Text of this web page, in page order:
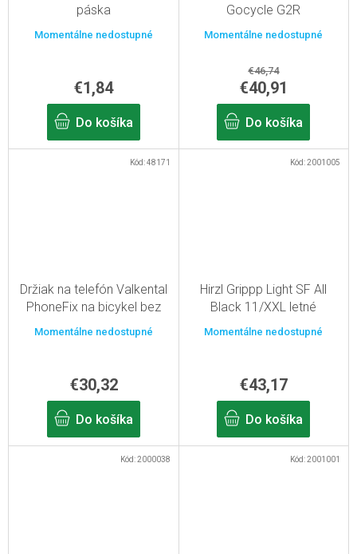
páska
Momentálne nedostupné
€1,84
Do košíka
Gocycle G2R
Momentálne nedostupné
€46,74
€40,91
Do košíka
Držiak na telefón Valkental
PhoneFix na bicykel bez
ochrany proti krádeži
Momentálne nedostupné
€30,32
Do košíka
Kód:48171
Hirzl Grippp Light SF All
Black 11/XXL letné
rukavice
Momentálne nedostupné
€43,17
Do košíka
Kód:2001005
Kód:2000038 Kód:2001001